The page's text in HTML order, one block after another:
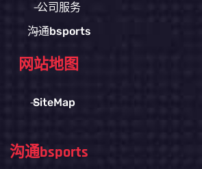
公司服务
沟通bsports
网站地图
SiteMap
沟通bsports